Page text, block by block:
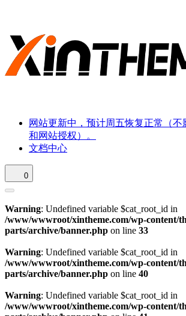
网站更新中，预计周五恢复正常（
和网站授权）。
文档中心
0
Warning: Undefined variable $cat_root_id in
/www/wwwroot/xintheme.com/wp-content/
parts/archive/banner.php on line 33
Warning: Undefined variable $cat_root_id in
/www/wwwroot/xintheme.com/wp-content/
parts/archive/banner.php on line 40
Warning: Undefined variable $cat_root_id in
/www/wwwroot/xintheme.com/wp-content/